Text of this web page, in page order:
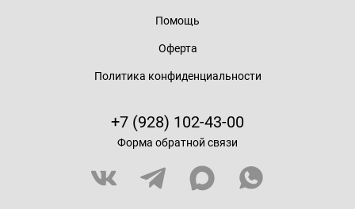
Помощь
Оферта
Политика конфиденциальности
+7 (928) 102-43-00
Форма обратной связи